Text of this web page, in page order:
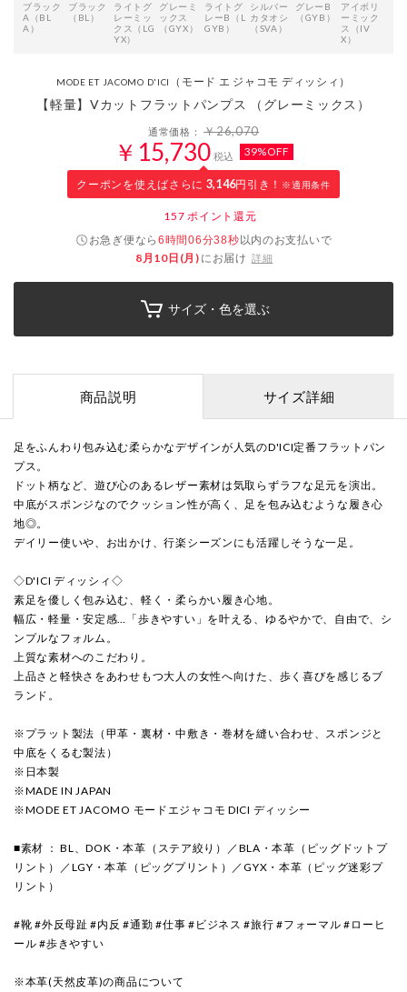
ブラック
A（BL
A）
ブラック
（BL）
ライトグ
レーミッ
クス（LG
YX）
グレーミ
ックス
（GYX）
ライトグ
レーB（L
GYB）
シルバー
カタオシ
（SVA）
グレーB
（GYB）
アイボリ
ーミック
ス（IV
X）
MODE ET JACOMO D'ICI （モード エ ジャコモ ディッシィ）
【軽量】Vカットフラットパンプス （グレーミックス）
通常価格：￥26,070
￥15,730 税込 39%OFF
クーポンを使えばさらに 3,146円引き！ ※適用条件
157 ポイント還元
お急ぎ便なら6時間06分37秒以内のお支払いで
8月10日(月) にお届け 詳細
サイズ・色を選ぶ
商品説明 サイズ詳細
足をふんわり包み込む柔らかなデザインが人気のD'ICI定番フラットパン
プス。
ドット柄など、遊び心のあるレザー素材は気取らずラフな足元を演出。
中底がスポンジなのでクッション性が高く、足を包み込むような履き心
地◎。
デイリー使いや、お出かけ、行楽シーズンにも活躍しそうな一足。
◇D'ICI ディッシィ◇
素足を優しく包み込む、軽く・柔らかい履き心地。
幅広・軽量・安定感…「歩きやすい」を叶える、ゆるやかで、自由で、シ
ンプルなフォルム。
上質な素材へのこだわり。
上品さと軽快さをあわせもつ大人の女性へ向けた、歩く喜びを感じるブ
ランド。
※プラット製法（甲革・裏材・中敷き・巻材を縫い合わせ、スポンジと
中底をくるむ製法）
※日本製
※MADE IN JAPAN
※MODE ET JACOMO モードエジャコモ DICI ディッシー
■素材 ： BL、DOK・本革（ステア絞り）／BLA・本革（ピッグドットプ
リント）／LGY・本革（ピッグプリント）／GYX・本革（ピッグ迷彩プ
リント）
#靴 #外反母趾 #内反 #通勤 #仕事 #ビジネス #旅行 #フォーマル #ローヒ
ール #歩きやすい
※本革(天然皮革)の商品について